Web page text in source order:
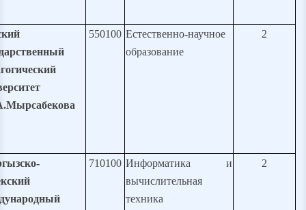
550100 Естественно-научное
образование
2
710100 Информатика и
вычислительная
техника
2